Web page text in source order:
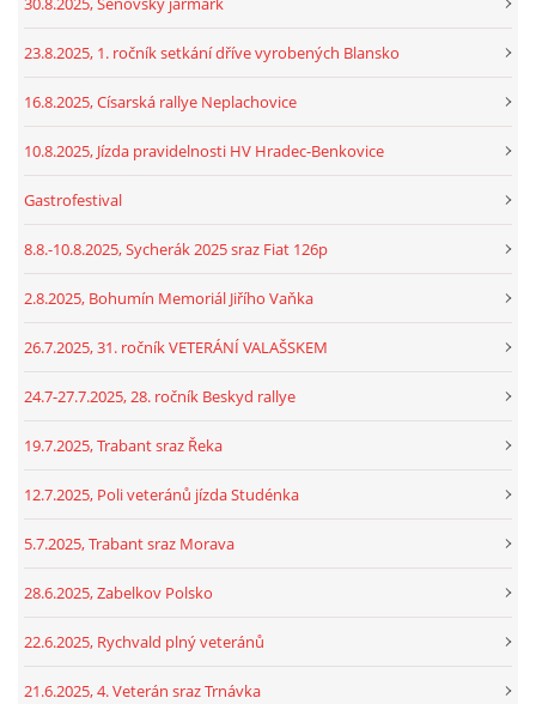
23.8.2025, 1. ročník setkání dříve vyrobených Blansko
16.8.2025, Císarská rallye Neplachovice
10.8.2025, Jízda pravidelnosti HV Hradec-Benkovice
Gastrofestival
8.8.-10.8.2025, Sycherák 2025 sraz Fiat 126p
2.8.2025, Bohumín Memoriál Jiřího Vaňka
26.7.2025, 31. ročník VETERÁNÍ VALAŠSKEM
24.7-27.7.2025, 28. ročník Beskyd rallye
19.7.2025, Trabant sraz Řeka
12.7.2025, Poli veteránů jízda Studénka
5.7.2025, Trabant sraz Morava
28.6.2025, Zabelkov Polsko
22.6.2025, Rychvald plný veteránů
21.6.2025, 4. Veterán sraz Trnávka